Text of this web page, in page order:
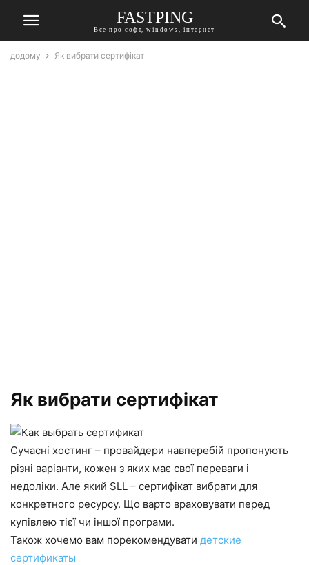
FASTPING
Все про софт, windows, інтернет
додому Як вибрати сертифікат
Як вибрати сертифікат
Сучасні хостинг – провайдери навперебій пропонують
різні варіанти, кожен з яких має свої переваги і
недоліки. Але який SLL – сертифікат вибрати для
конкретного ресурсу. Що варто враховувати перед
купівлею тієї чи іншої програми.
Також хочемо вам порекомендувати детские
сертификаты